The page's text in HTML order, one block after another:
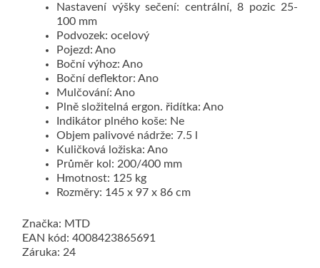
Nastavení výšky sečení: centrální, 8 pozic 25-
100 mm
Podvozek: ocelový
Pojezd: Ano
Boční výhoz: Ano
Boční deflektor: Ano
Mulčování: Ano
Plně složitelná ergon. řidítka: Ano
Indikátor plného koše: Ne
Objem palivové nádrže: 7.5 l
Kuličková ložiska: Ano
Průměr kol: 200/400 mm
Hmotnost: 125 kg
Rozměry: 145 x 97 x 86 cm
Značka: MTD
EAN kód: 4008423865691
Záruka: 24